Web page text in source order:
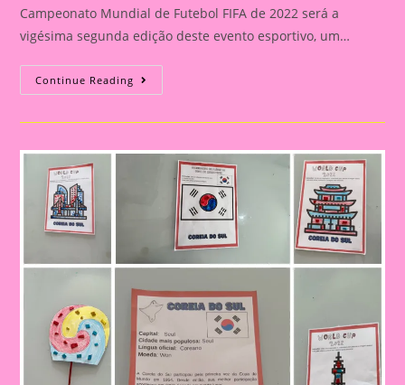
Campeonato Mundial de Futebol FIFA de 2022 será a
vigésima segunda edição deste evento esportivo, um…
Continue Reading Sequencia
Didática
Os
Copa
(Coreia